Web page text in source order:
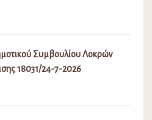
Συμβουλίου Λοκρών
18031/24-7-2026